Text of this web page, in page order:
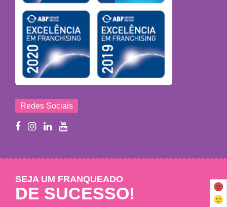
Redes Sociais
SEJA UM FRANQUEADO
DE SUCESSO!